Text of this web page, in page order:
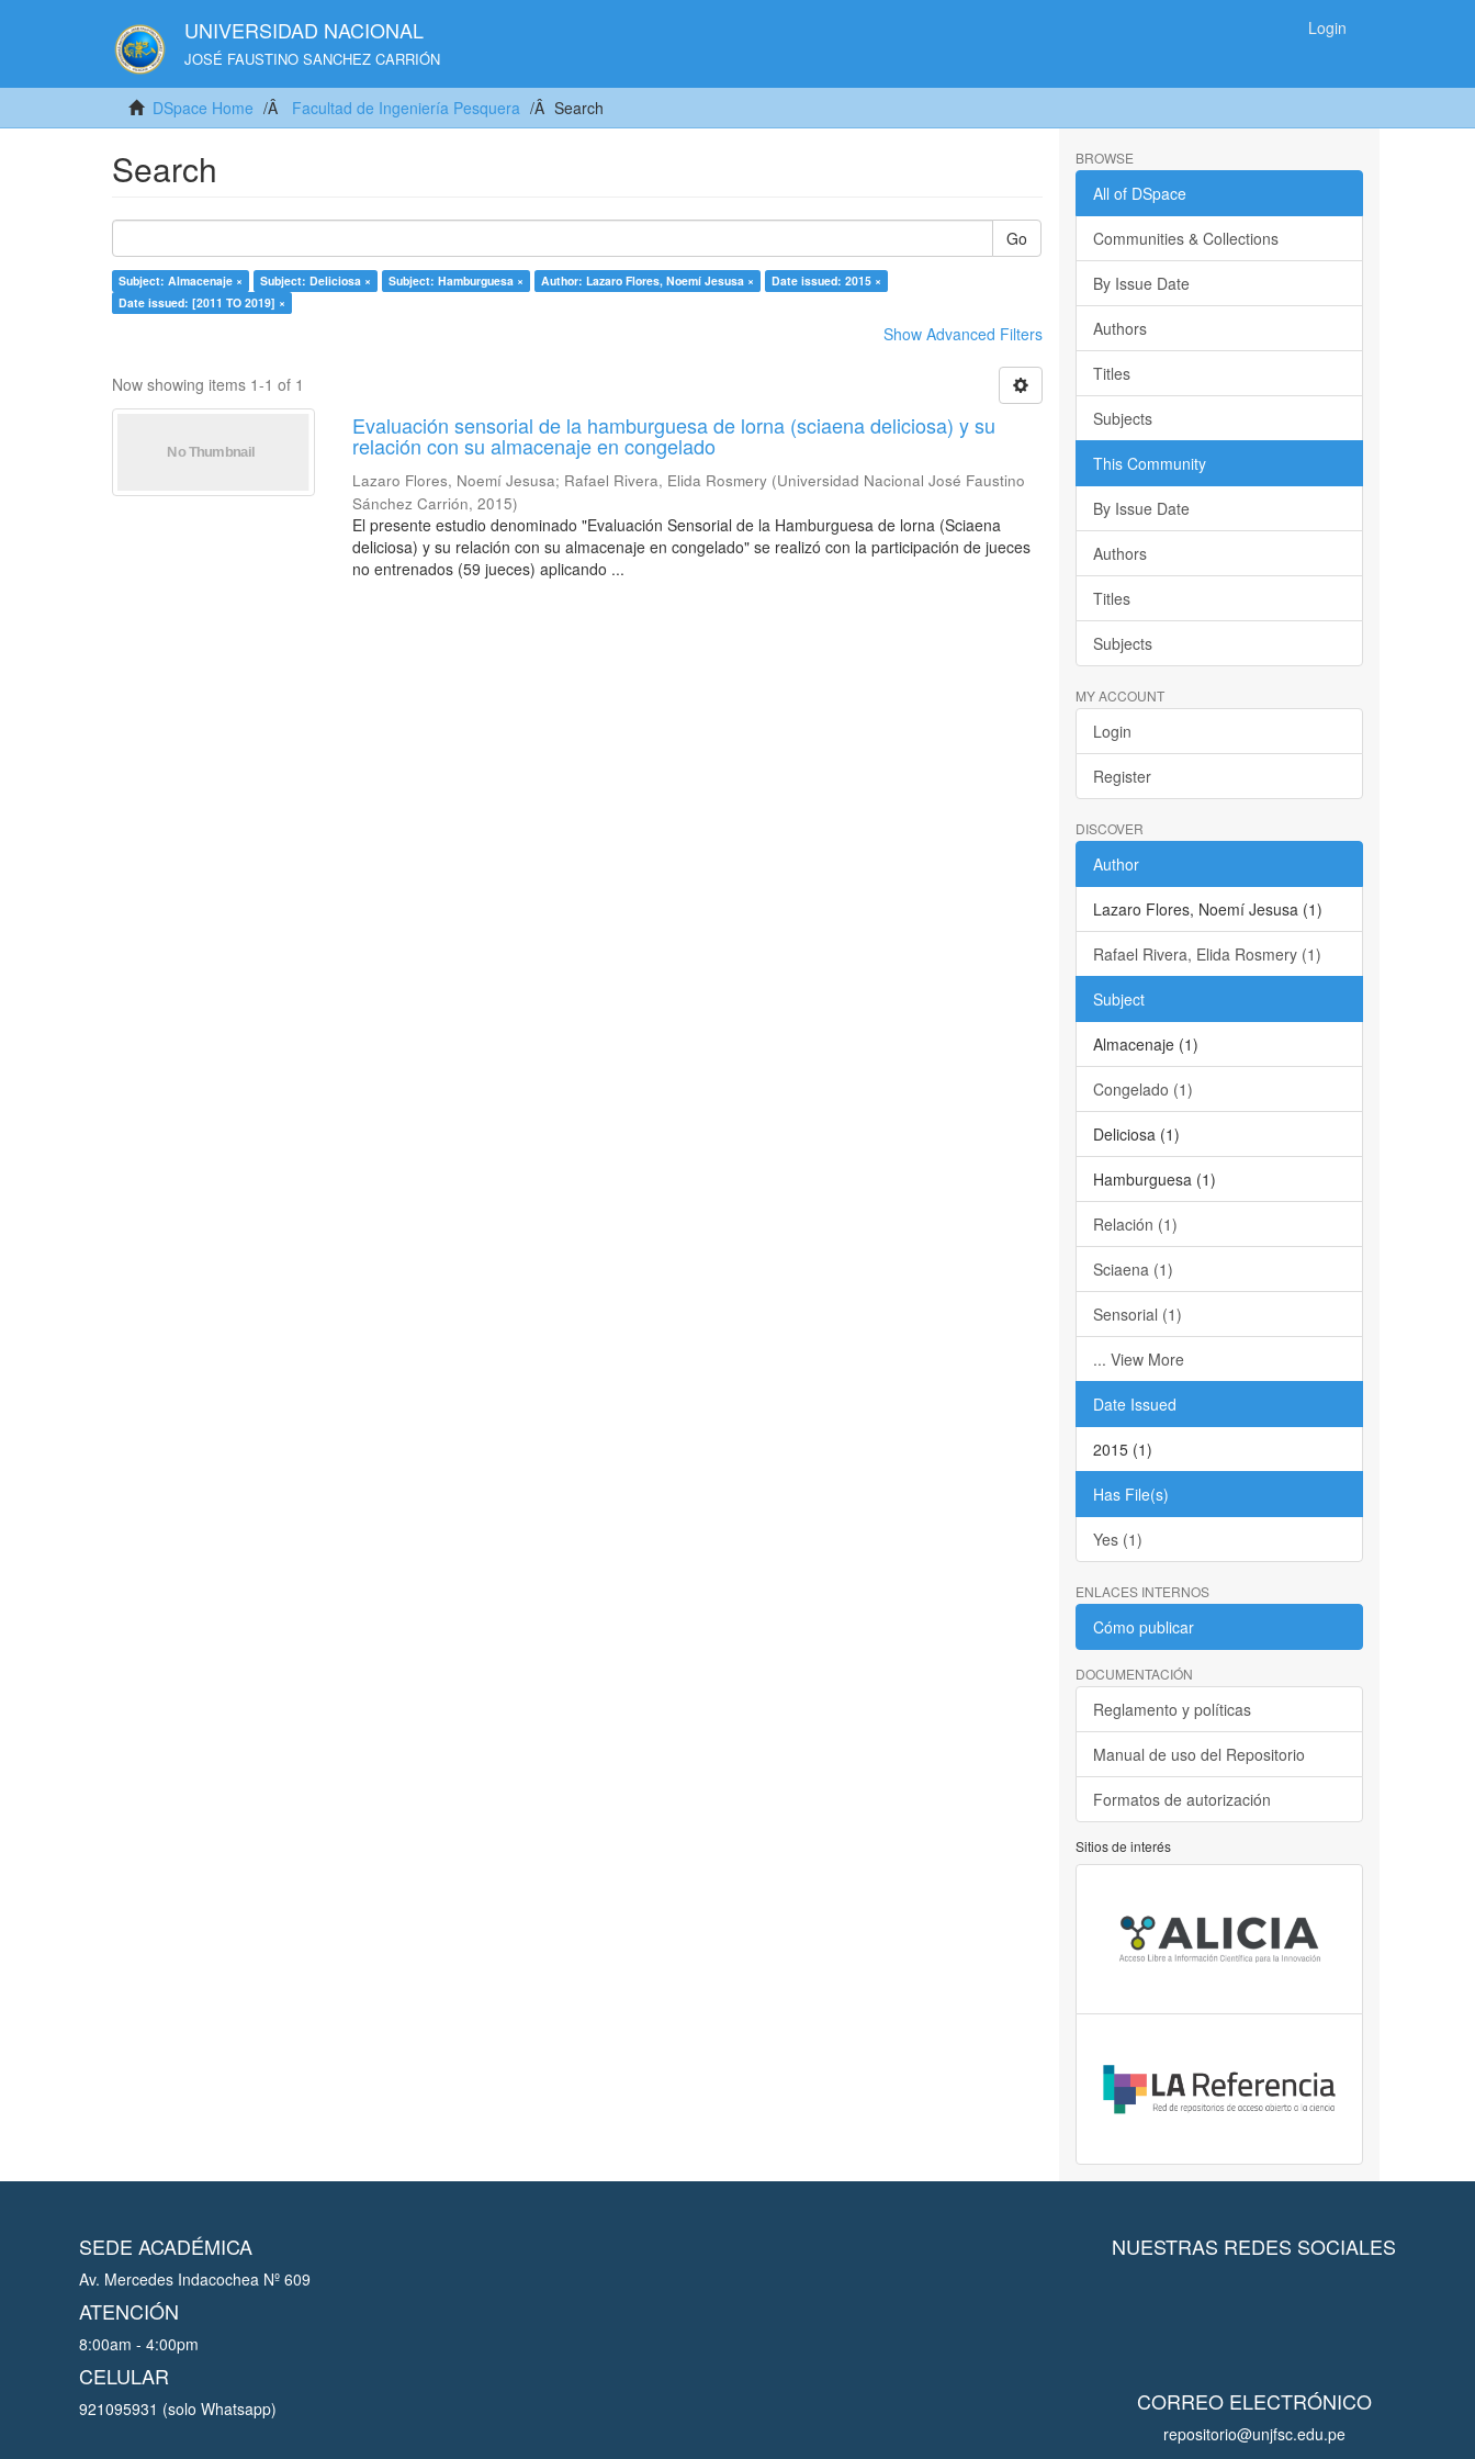
UNIVERSIDAD NACIONAL
JOSÉ FAUSTINO SANCHEZ CARRIÓN
Login
DSpace Home Facultad de Ingeniería Pesquera Search
Search
Go
Subject: Almacenaje × Subject: Deliciosa × Subject: Hamburguesa × Author: Lazaro Flores, Noemí Jesusa ×
Date issued: 2015 ×
Date issued: [2011 TO 2019] ×
Show Advanced Filters
Now showing items 1-1 of 1
Evaluación sensorial de la hamburguesa de lorna (sciaena deliciosa) y su
relación con su almacenaje en congelado
Lazaro Flores, Noemí Jesusa; Rafael Rivera, Elida Rosmery (Universidad Nacional José Faustino
Sánchez Carrión,2015)
El presente estudio denominado "Evaluación Sensorial de la Hamburguesa de lorna (Sciaena
deliciosa) y su relación con su almacenaje en congelado" se realizó con la participación de jueces
no entrenados (59 jueces) aplicando ...
BROWSE
All of DSpace
Communities & Collections
By Issue Date
Authors
Titles
Subjects
This Community
By Issue Date
Authors
Titles
Subjects
MY ACCOUNT
Login
Register
DISCOVER
Author
Lazaro Flores, Noemí Jesusa (1)
Rafael Rivera, Elida Rosmery (1)
Subject
Almacenaje (1)
Congelado (1)
Deliciosa (1)
Hamburguesa (1)
Relación (1)
Sciaena (1)
Sensorial (1)
... View More
Date Issued
2015 (1)
Has File(s)
Yes (1)
ENLACES INTERNOS
Cómo publicar
DOCUMENTACIÓN
Reglamento y políticas
Manual de uso del Repositorio
Formatos de autorización
Sitios de interés
SEDE ACADÉMICA
Av. Mercedes Indacochea Nº 609
ATENCIÓN
8:00am - 4:00pm
CELULAR
921095931 (solo Whatsapp)
NUESTRAS REDES SOCIALES
CORREO ELECTRÓNICO
repositorio@unjfsc.edu.pe